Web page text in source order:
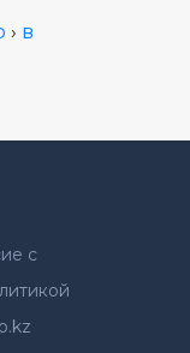
› в
с